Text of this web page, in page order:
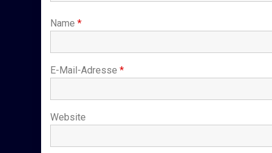
Name *
E-Mail-Adresse *
Website